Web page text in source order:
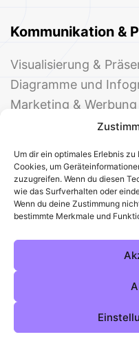
Um dir ein optimales Erlebnis
Cookies, um
zuzugreifen. Wenn du diesen
wie das Surfverhalten oder
Wenn du deine Zustimmung
bestimmte Merkmale und
Kommunikation &
Visualisierung &
Diagramme und
Marketing & Werbung
Events & Einladungen
© 2025 Deine
Alle